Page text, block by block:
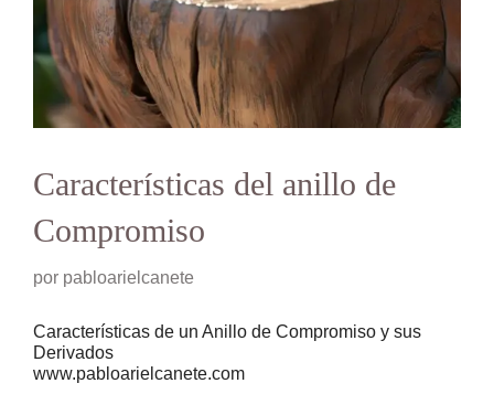
Características del anillo de
Compromiso
por pabloarielcanete
Características de un Anillo de Compromiso y sus
Derivados
www.pabloarielcanete.com